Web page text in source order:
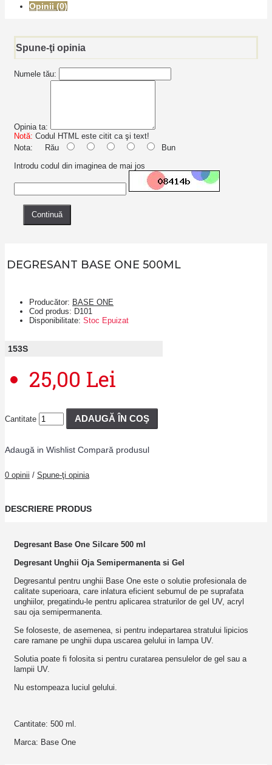
Opinii (0)
Spune-ţi opinia
Numele tău:
Opinia ta:
Notă: Codul HTML este citit ca şi text!
Nota: Rău
Bun
Introdu codul din imaginea de mai jos
Continuă
DEGRESANT BASE ONE 500ML
Producător: BASE ONE
Cod produs: D101
Disponibilitate: Stoc Epuizat
153S
25,00 Lei
Cantitate ADAUGĂ ÎN COŞ
Adaugă in Wishlist Compară produsul
0 opinii / Spune-ţi opinia
DESCRIERE PRODUS
Degresant Base One Silcare 500 ml
Degresant Unghii Oja Semipermanenta si Gel
Degresantul pentru unghii Base One este o solutie profesionala de
calitate superioara, care inlatura eficient sebumul de pe suprafata
unghiilor, pregatindu-le pentru aplicarea straturilor de gel UV, acryl
sau oja semipermanenta.
Se foloseste, de asemenea, si pentru indepartarea stratului lipicios
care ramane pe unghii dupa uscarea gelului in lampa UV.
Solutia poate fi folosita si pentru curatarea pensulelor de gel sau a
lampii UV.
Nu estompeaza luciul gelului.
Cantitate: 500 ml.
Marca: Base One